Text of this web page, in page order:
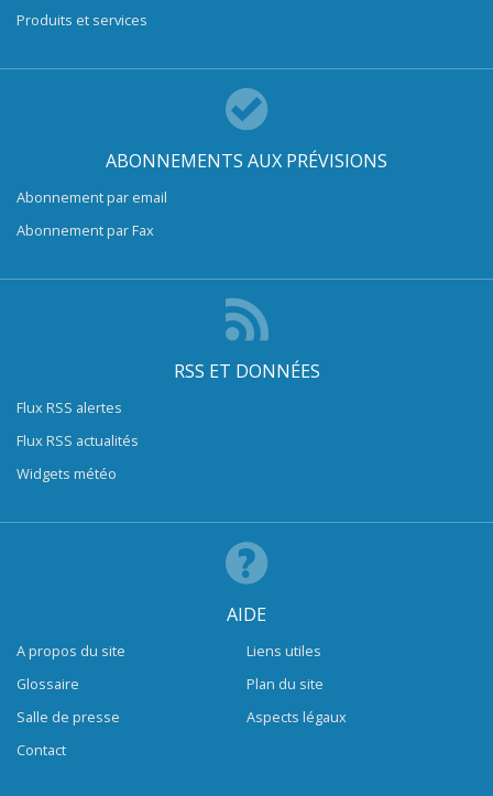
Produits et services
ABONNEMENTS AUX PRÉVISIONS
Abonnement par email
Abonnement par Fax
RSS ET DONNÉES
Flux RSS alertes
Flux RSS actualités
Widgets météo
AIDE
A propos du site
Glossaire
Salle de presse
Contact
Liens utiles
Plan du site
Aspects légaux